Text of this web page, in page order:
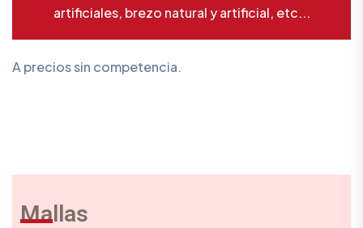
Mallas
artificiales, brezo natural y artificial, etc...
A precios sin competencia.